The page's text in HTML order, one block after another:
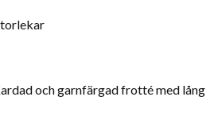
och garnfärgad frotté med lång